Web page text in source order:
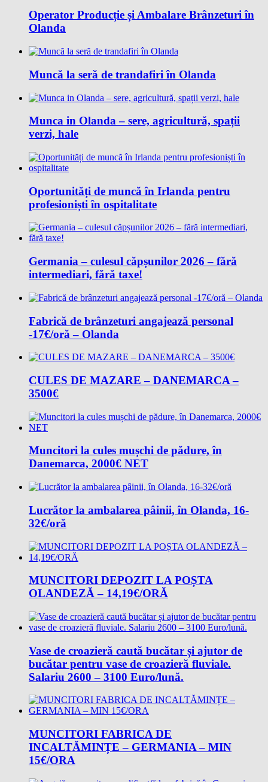
Operator Producție și Ambalare Brânzeturi în
Olanda
Muncă la seră de trandafiri în Olanda
Munca in Olanda – sere, agricultură, spații
verzi, hale
Oportunități de muncă în Irlanda pentru
profesioniști în ospitalitate
Germania – culesul căpșunilor 2026 – fără
intermediari, fără taxe!
Fabrică de brânzeturi angajează personal
-17€/oră – Olanda
CULES DE MAZARE – DANEMARCA –
3500€
Muncitori la cules mușchi de pădure, în
Danemarca, 2000€ NET
Lucrător la ambalarea pâinii, în Olanda, 16-
32€/oră
MUNCITORI DEPOZIT LA POȘTA
OLANDEZĂ – 14,19€/ORĂ
Vase de croazieră caută bucătar și ajutor de
bucătar pentru vase de croazieră fluviale.
Salariu 2600 – 3100 Euro/lună.
MUNCITORI FABRICA DE
INCALTĂMINȚE – GERMANIA – MIN
15€/ORA